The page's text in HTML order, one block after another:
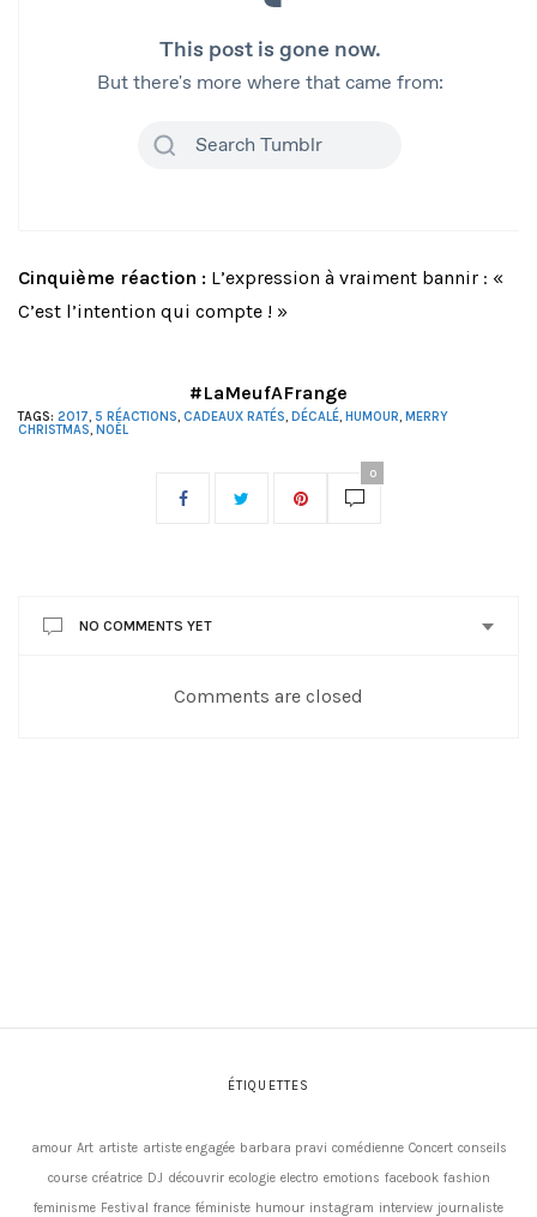
Cinquième réaction : L’expression à vraiment bannir : «
C’est l’intention qui compte ! »
#LaMeufAFrange
TAGS: 2017, 5 RÉACTIONS, CADEAUX RATÉS, DÉCALÉ, HUMOUR, MERRY
CHRISTMAS, NOËL
0
NO COMMENTS YET
Comments are closed
ÉTIQUETTES
amour Art artiste artiste engagée barbara pravi comédienne Concert conseils
course créatrice DJ découvrir ecologie electro emotions facebook fashion
feminisme Festival france féministe humour instagram interview journaliste